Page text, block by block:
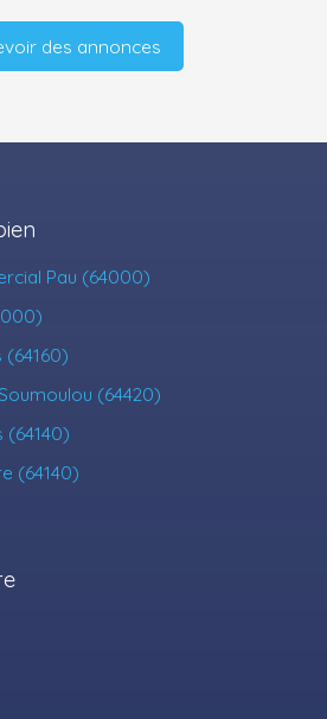
des annonces
Pau (64000)
(64420)
(64140)